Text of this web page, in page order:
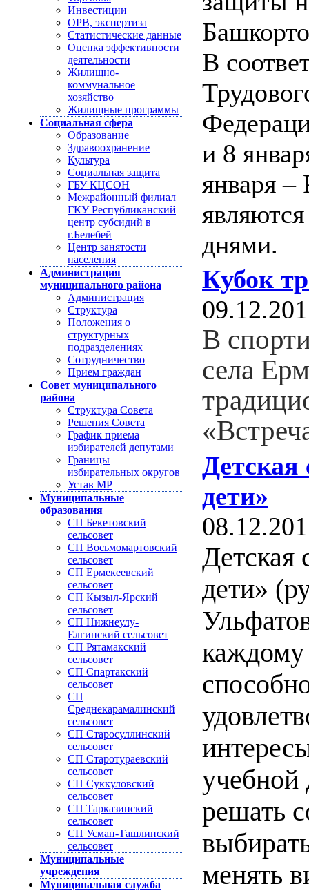
Инвестиции
ОРВ, экспертиза
Статистические данные
Оценка эффективности
деятельности
Жилищно-
коммунальное
хозяйство
Жилищные программы
Социальная сфера
Образование
Здравоохранение
Культура
Социальная защита
ГБУ КЦСОН
Межрайонный филиал
ГКУ Республиканский
центр субсидий в
г.Белебей
Центр занятости
населения
Администрация
муниципального района
Администрация
Структура
Положения о
структурных
подразделениях
Сотрудничество
Прием граждан
Совет муниципального
района
Структура Совета
Решения Совета
График приема
избирателей депутами
Границы
избирательных округов
Устав МР
Муниципальные
образования
СП Бекетовский
сельсовет
СП Восьмомартовский
сельсовет
СП Ермекеевский
сельсовет
СП Кызыл-Ярский
сельсовет
СП Нижнеулу-
Елгинский сельсовет
СП Рятамакский
сельсовет
СП Спартакский
сельсовет
СП
Среднекарамалинский
сельсовет
СП Старосуллинский
сельсовет
СП Старотураевский
сельсовет
СП Суккуловский
сельсовет
СП Тарказинский
сельсовет
СП Усман-Ташлинский
сельсовет
Муниципальные
учреждения
Муниципальная служба
В
и 8
января –
днями.
Кубок
В
села
Детская
дети»
Детская
дети»
каждому
учебной
решать
менять